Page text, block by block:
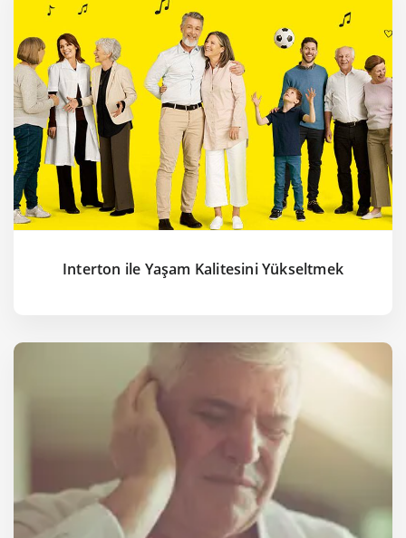
Interton ile Yaşam Kalitesini Yükseltmek